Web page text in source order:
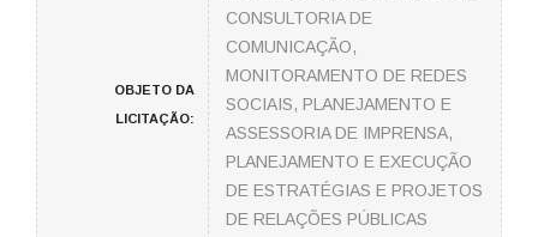
OBJETO DA
LICITAÇÃO:
CONSULTORIA DE
COMUNICAÇÃO,
MONITORAMENTO DE REDES
SOCIAIS, PLANEJAMENTO E
ASSESSORIA DE IMPRENSA,
PLANEJAMENTO E EXECUÇÃO
DE ESTRATÉGIAS E PROJETOS
DE RELAÇÕES PÚBLICAS